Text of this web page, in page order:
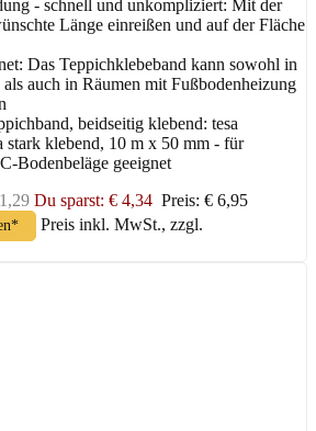
- schnell und unkompliziert: Mit der
Länge einreißen und auf der Fläche
Das Teppichklebeband kann sowohl in
auch in Räumen mit Fußbodenheizung
beidseitig klebend: tesa
stark klebend, 10 m x 50 mm - für
Bodenbeläge geeignet
Du sparst: € 4,34 Preis: € 6,95
Preis inkl. MwSt., zzgl.